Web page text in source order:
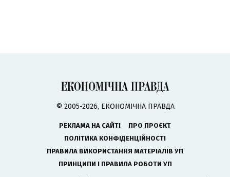
© 2005-2026, ЕКОНОМІЧНА ПРАВДА
РЕКЛАМА НА САЙТІ
ПРО ПРОЄКТ
ПОЛІТИКА КОНФІДЕНЦІЙНОСТІ
ПРАВИЛА ВИКОРИСТАННЯ МАТЕРІАЛІВ УП
ПРИНЦИПИ І ПРАВИЛА РОБОТИ УП